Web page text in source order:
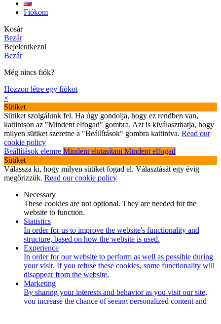
Fiókom
Kosár
Bezár
Bejelentkezni
Bezár
Még nincs fiók?
Hozzon létre egy fiókot
×
Sütiket
Sütiket szolgálunk fel. Ha úgy gondolja, hogy ez rendben van,
kattintson az "Mindent elfogad" gombra. Azt is kiválaszthatja, hogy
milyen sütiket szeretne a "Beállítások" gombra kattintva. Read our
cookie policy
Beállítások elemre Mindent elutasítani Mindent elfogad
Sütiket
Válassza ki, hogy milyen sütiket fogad el. Választását egy évig
megőrizzük. Read our cookie policy
Necessary
These cookies are not optional. They are needed for the
website to function.
Statistics
In order for us to improve the website's functionality and
structure, based on how the website is used.
Experience
In order for our website to perform as well as possible during
your visit. If you refuse these cookies, some functionality will
disappear from the website.
Marketing
By sharing your interests and behavior as you visit our site,
you increase the chance of seeing personalized content and